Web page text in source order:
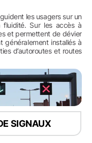
les usagers sur un
Sur les accès à
et permettent de dévier
généralement installés à
d’autoroutes et routes
SIGNAUX